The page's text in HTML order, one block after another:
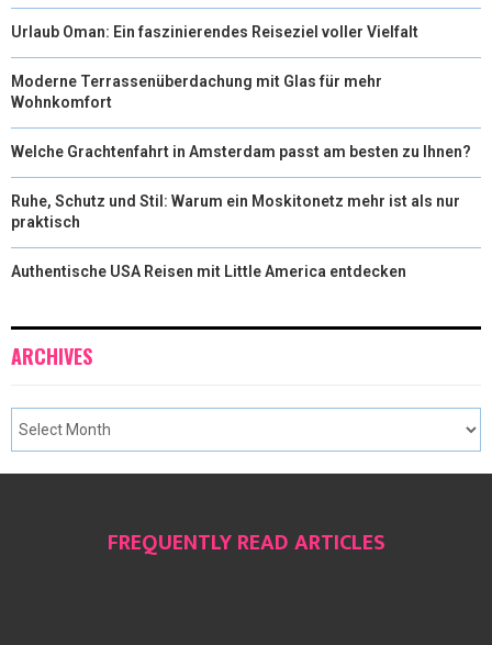
Urlaub Oman: Ein faszinierendes Reiseziel voller Vielfalt
Moderne Terrassenüberdachung mit Glas für mehr
Wohnkomfort
Welche Grachtenfahrt in Amsterdam passt am besten zu Ihnen?
Ruhe, Schutz und Stil: Warum ein Moskitonetz mehr ist als nur
praktisch
Authentische USA Reisen mit Little America entdecken
ARCHIVES
FREQUENTLY READ ARTICLES